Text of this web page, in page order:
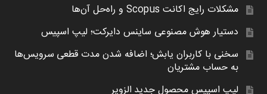
مشکلات رایج اکانت Scopus و راه‌حل آن‌ها
دستیار هوش مصنوعی ساینس دایرکت؛ لیپ اسپیس
سخنی با کاربران یابش؛ اضافه شدن مدت قطعی سرویس‌ها
به حساب مشتریان
لیپ اسپیس محصول جدید الزویر